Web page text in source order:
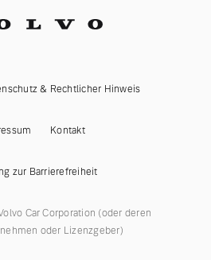
& Rechtlicher Hinweis
Kontakt
zur Barrierefreiheit
Car Corporation (oder deren
oder Lizenzgeber)